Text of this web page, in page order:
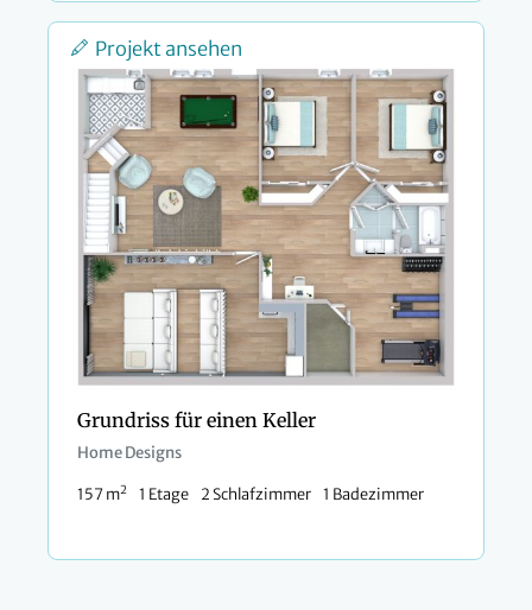
Projekt ansehen
Grundriss für einen Keller
Home Designs
157 m2 1 Etage 2 Schlafzimmer 1 Badezimmer